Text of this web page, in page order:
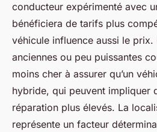
conducteur expérimenté avec
bénéficiera de tarifs plus
véhicule influence aussi le prix.
anciennes ou peu puissantes
moins cher à assurer qu’un
hybride, qui peuvent impliquer
réparation plus élevés. La
représente un facteur